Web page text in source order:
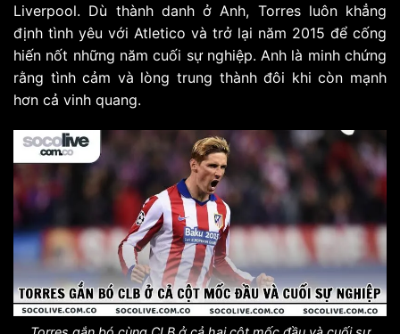
Liverpool. Dù thành danh ở Anh, Torres luôn khẳng
định tình yêu với Atletico và trở lại năm 2015 để cống
hiến nốt những năm cuối sự nghiệp. Anh là minh chứng
rằng tình cảm và lòng trung thành đôi khi còn mạnh
hơn cả vinh quang.